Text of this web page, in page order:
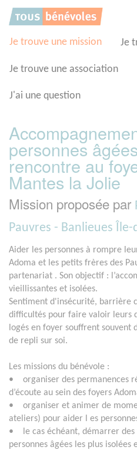
Je trouve une mission Je
Je trouve une association
J'ai une question
personnes
rencontre au
Mantes la Jolie
Mission proposée par
Pauvres - Banlieues Île-
Aider les personnes à rompre
Adoma et les petits frères des
partenariat . Son objectif :
vieillissantes et isolées.
Sentiment d'insécurité, barrière
difficultés pour faire valoir leurs
logés en foyer souffrent
de repli sur soi.
Les missions du bénévole :
• organiser des permanences
d’écoute au sein des foyers
• organiser et animer de
ateliers) pour aider l es
• le cas échéant, démarrer des
personnes âgées les plus isolées
Panneau de gestion des cookies